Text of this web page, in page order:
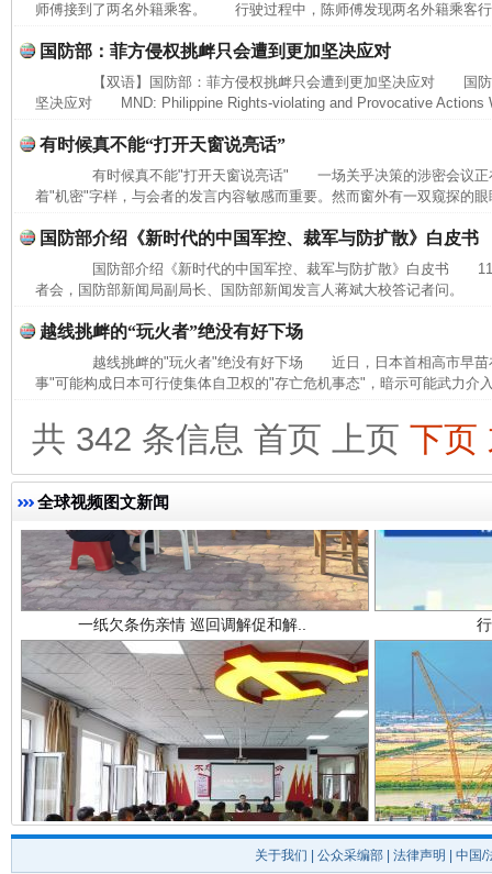
师傅接到了两名外籍乘客。 行驶过程中，陈师傅发现两名外籍乘客
国防部：菲方侵权挑衅只会遭到更加坚决应对
【双语】国防部：菲方侵权挑衅只会遭到更加坚决应对 国防
坚决应对 MND: Philippine Rights-violating and Provocative Actions
有时候真不能“打开天窗说亮话”
有时候真不能"打开天窗说亮话" 一场关乎决策的涉密会议正
着"机密"字样，与会者的发言内容敏感而重要。然而窗外有一双窥探的
国防部介绍《新时代的中国军控、裁军与防扩散》白皮书
国防部介绍《新时代的中国军控、裁军与防扩散》白皮书 11
者会，国防部新闻局副局长、国防部新闻发言人蒋斌大校答记者问。
越线挑衅的“玩火者”绝没有好下场
越线挑衅的"玩火者"绝没有好下场 近日，日本首相高市早苗
事"可能构成日本可行使集体自卫权的"存亡危机事态"，暗示可能武力介
共 342 条信息 首页 上页 下页
全球视频图文新闻
完善运行机制助力责任有效落实
法徽映军营 权益有保障
关于我们 公众采编部 法律声明 | 中国